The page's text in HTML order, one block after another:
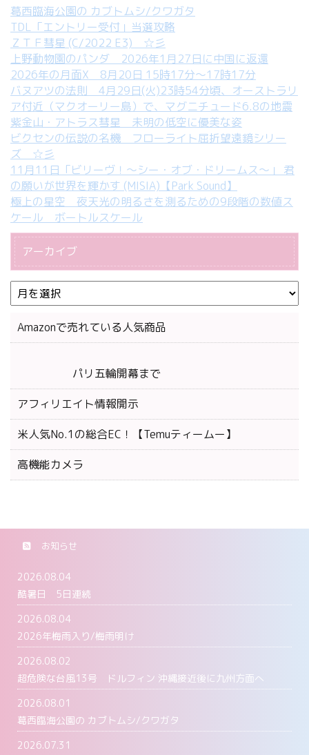
葛西臨海公園の カブトムシ/クワガタ
TDL「エントリー受付」当選攻略
ＺＴＦ彗星 (C/2022 E3) ☆彡
上野動物園のパンダ 2026年1月27日に中国に返還
2026年の月面X 8月20日 15時17分～17時17分
バヌアツの法則 4月29日(火)23時54分頃、オーストラリ
ア付近（マクオーリー島）で、マグニチュード6.8の地震
紫金山・アトラス彗星 未明の低空に優美な姿
ビクセンの伝説の名機 フローライト屈折望遠鏡シリー
ズ ☆彡
11月11日「ビリーヴ！～シー・オブ・ドリームス～」 君
の願いが世界を輝かす (MISIA)【Park Sound】
極上の星空 夜天光の明るさを測るための9段階の数値ス
ケール ボートルスケール
アーカイブ
Amazonで売れている人気商品
パリ五輪開幕まで
アフィリエイト情報開示
米人気No.1の総合EC！【Temuティームー】
高機能カメラ
お知らせ
2026.08.04
酷暑日 5日連続
2026.08.04
2026年梅雨入り/梅雨明け
2026.08.02
超危険な台風13号 ドルフィン 沖縄接近後に九州方面へ
2026.08.01
葛西臨海公園の カブトムシ/クワガタ
2026.07.31